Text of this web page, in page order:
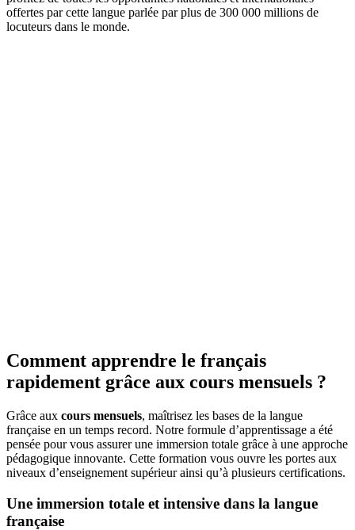
offertes par cette langue parlée par plus de 300 000 millions de
locuteurs dans le monde.
Comment apprendre le français
rapidement grâce aux cours mensuels ?
Grâce aux cours mensuels, maîtrisez les bases de la langue
française en un temps record. Notre formule d’apprentissage a été
pensée pour vous assurer une immersion totale grâce à une approche
pédagogique innovante. Cette formation vous ouvre les portes aux
niveaux d’enseignement supérieur ainsi qu’à plusieurs certifications.
Une immersion totale et intensive dans la langue
française